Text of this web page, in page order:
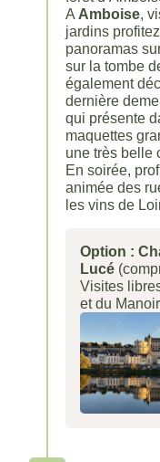
A Amboise,
jardins
panoramas
sur la tombe
également
dernière
qui présente
maquettes
une très belle
En soirée,
animée des
les vins de
Option :
Lucé
Visites
et du